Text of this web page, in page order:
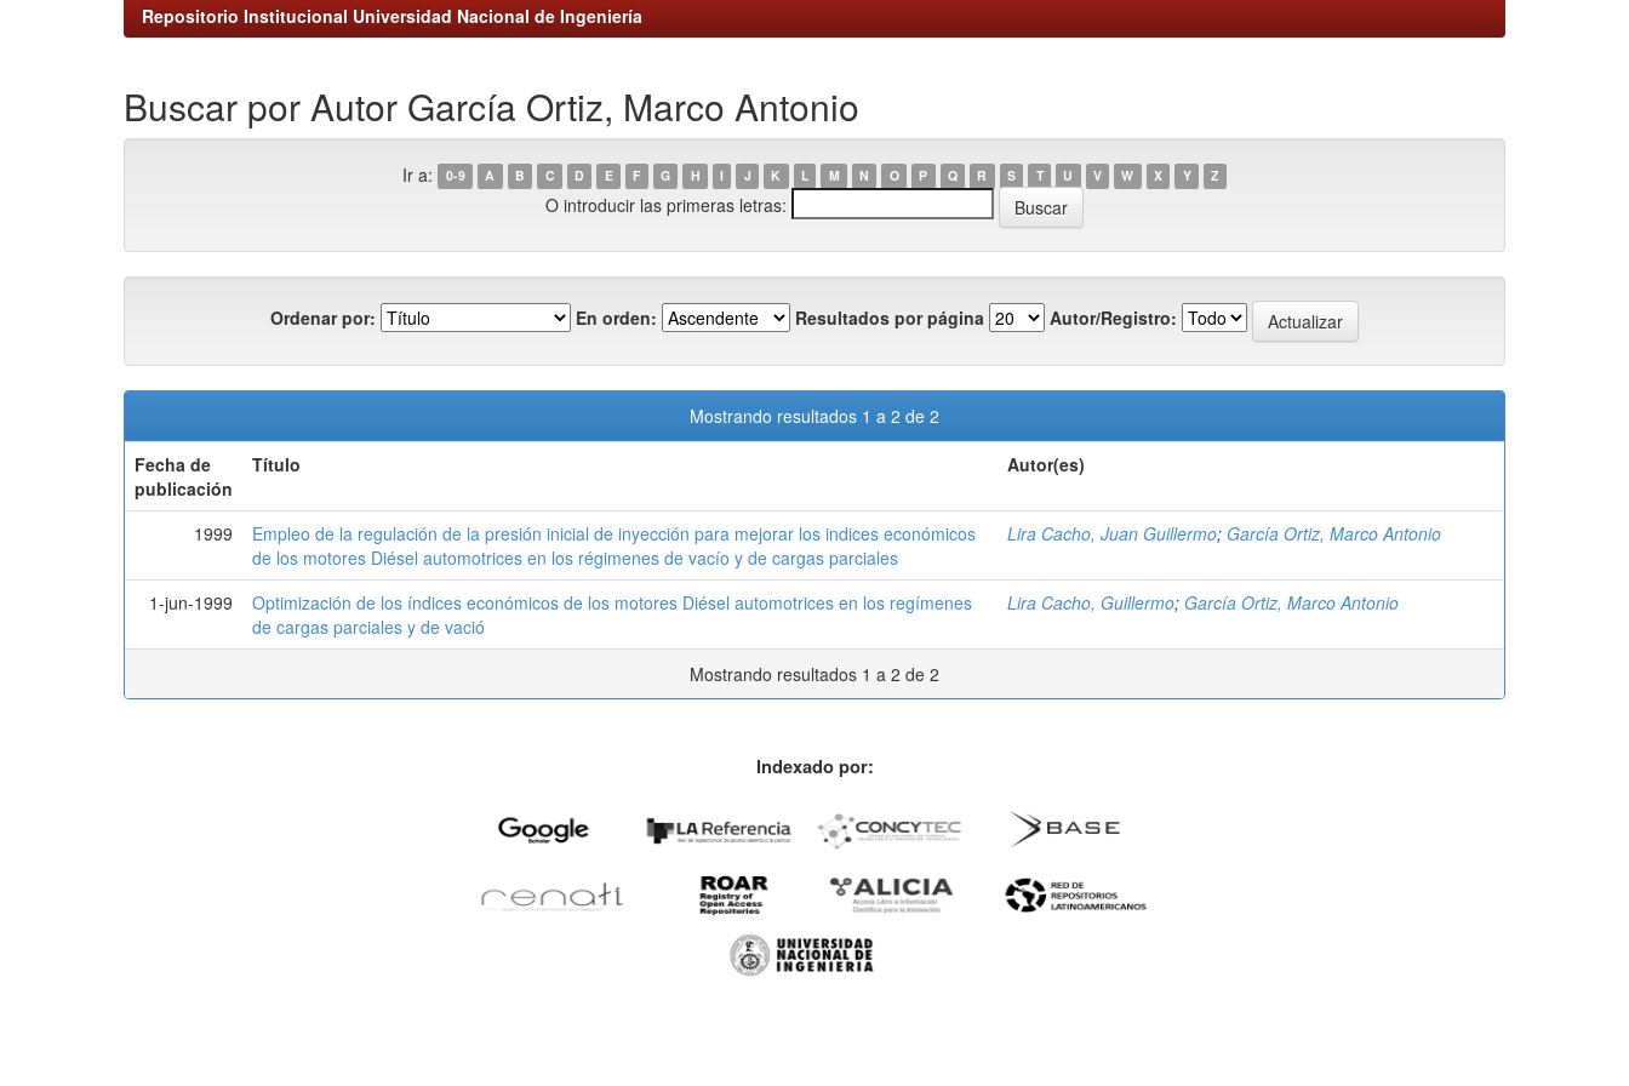
Repositorio Institucional Universidad Nacional de Ingeniería
Buscar por Autor García Ortiz, Marco Antonio
Ir a: 0-9 A B C D E F G H I J K L M N O P Q R S T U V W X Y Z
O introducir las primeras letras:
Ordenar por: En orden: Resultados por página Autor/Registro:
Mostrando resultados 1 a 2 de 2
Fecha de
publicación
Título Autor(es)
1999
Empleo de la regulación de la presión inicial de inyección para mejorar los indices económicos
de los motores Diésel automotrices en los régimenes de vacío y de cargas parciales
Lira Cacho, Juan Guillermo; García Ortiz, Marco Antonio
1-jun-1999
Optimización de los índices económicos de los motores Diésel automotrices en los regímenes
de cargas parciales y de vació
Lira Cacho, Guillermo; García Ortiz, Marco Antonio
Mostrando resultados 1 a 2 de 2
Indexado por: